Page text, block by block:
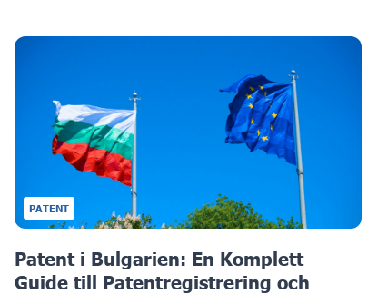
PATENT
Patent i Bulgarien: En Komplett
Guide till Patentregistrering och